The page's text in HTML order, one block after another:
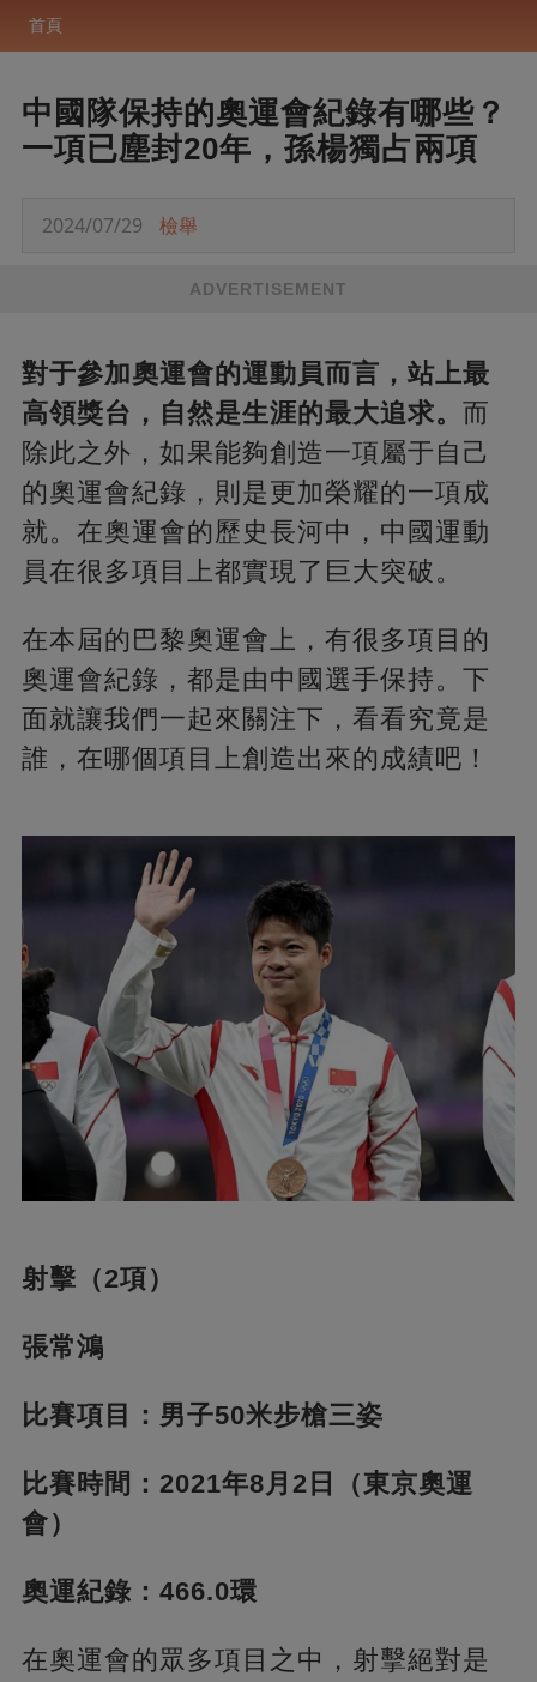
首頁
中國隊保持的奧運會紀錄有哪些？
一項已塵封20年，孫楊獨占兩項
2024/07/29 檢舉
ADVERTISEMENT
對于參加奧運會的運動員而言，站上最
高領獎台，自然是生涯的最大追求。 而
除此之外，如果能夠創造一項屬于自己
的奧運會紀錄，則是更加榮耀的一項成
就。在奧運會的歷史長河中，中國運動
員在很多項目上都實現了巨大突破。
在本屆的巴黎奧運會上，有很多項目的
奧運會紀錄，都是由中國選手保持。下
面就讓我們一起來關注下，看看究竟是
誰，在哪個項目上創造出來的成績吧！
射擊（2項）
張常鴻
比賽項目：男子50米步槍三姿
比賽時間：2021年8月2日（東京奧運
會）
奧運紀錄：466.0環
在奧運會的眾多項目之中，射擊絕對是